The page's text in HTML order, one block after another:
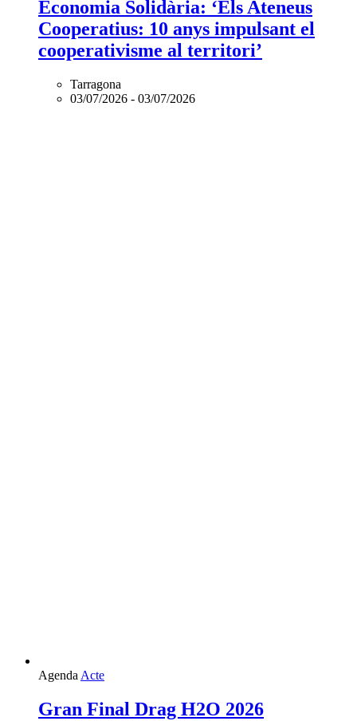
Economia Solidària: ‘Els Ateneus
Cooperatius: 10 anys impulsant el
cooperativisme al territori’
Tarragona
03/07/2026 - 03/07/2026
Agenda Acte
Gran Final Drag H2O 2026